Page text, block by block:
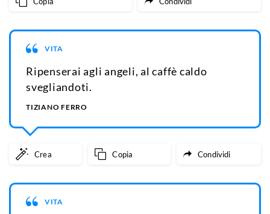
VITA
Ripenserai agli angeli, al caffè caldo
svegliandoti.
TIZIANO FERRO
Crea Copia Condividi
VITA